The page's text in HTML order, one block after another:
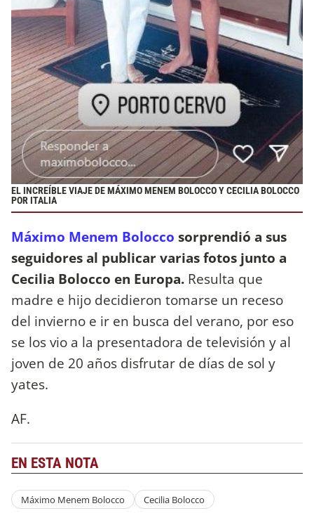
EL INCREÍBLE VIAJE DE MÁXIMO MENEM BOLOCCO Y CECILIA BOLOCCO
POR ITALIA
Máximo Menem Bolocco sorprendió a sus
seguidores al publicar varias fotos junto a
Cecilia Bolocco en Europa. Resulta que
madre e hijo decidieron tomarse un receso
del invierno e ir en busca del verano, por eso
se los vio a la presentadora de televisión y al
joven de 20 años disfrutar de días de sol y
yates.
AF.
EN ESTA NOTA
Máximo Menem Bolocco Cecilia Bolocco